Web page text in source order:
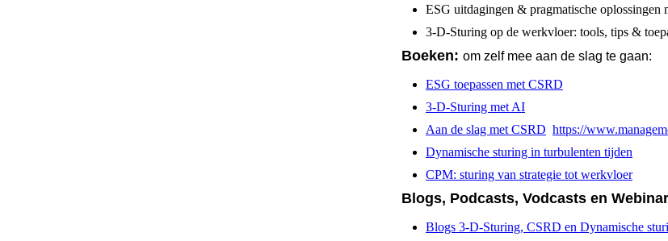
ESG uitdagingen & pragmatische oplossingen
3-D-Sturing op de werkvloer: tools, tips &
Boeken: om zelf mee aan de slag te gaan:
ESG toepassen met CSRD
3-D-Sturing met AI
Aan de slag met CSRD https://
Dynamische sturing in turbulenten tijden
CPM: sturing van strategie tot werkvloer
Blogs, Podcasts, Vodcasts en
Blogs 3-D-Sturing, CSRD en Dynamische